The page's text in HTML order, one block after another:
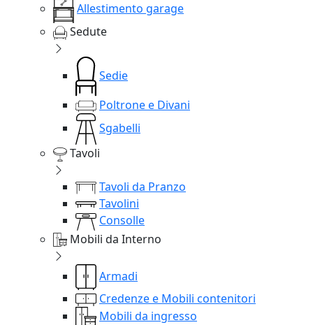
Allestimento garage
Sedute
Sedie
Poltrone e Divani
Sgabelli
Tavoli
Tavoli da Pranzo
Tavolini
Consolle
Mobili da Interno
Armadi
Credenze e Mobili contenitori
Mobili da ingresso